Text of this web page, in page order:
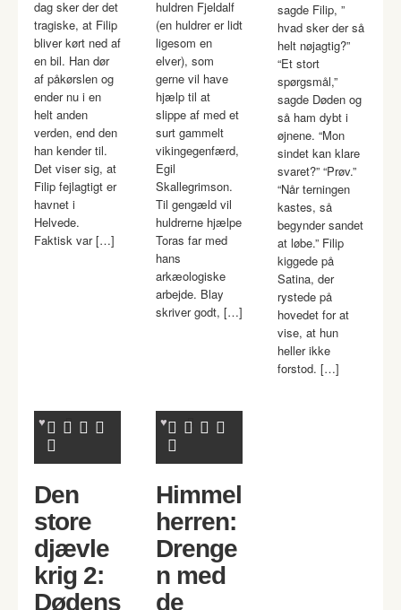
dag sker der det
tragiske, at Filip
bliver kørt ned af
en bil. Han dør
af påkørslen og
ender nu i en
helt anden
verden, end den
han kender til.
Det viser sig, at
Filip fejlagtigt er
havnet i
Helvede.
Faktisk var […]
huldren Fjeldalf
(en huldrer er lidt
ligesom en
elver), som
gerne vil have
hjælp til at
slippe af med et
surt gammelt
vikingegenfærd,
Egil
Skallegrimson.
Til gengæld vil
huldrerne hjælpe
Toras far med
hans
arkæologiske
arbejde. Blay
skriver godt, […]
sagde Filip, ”
hvad sker der så
helt nøjagtig?”
“Et stort
spørgsmål,”
sagde Døden og
så ham dybt i
øjnene. “Mon
sindet kan klare
svaret?” “Prøv.”
“Når terningen
kastes, så
begynder sandet
at løbe.” Filip
kiggede på
Satina, der
rystede på
hovedet for at
vise, at hun
heller ikke
forstod. […]
Den
store
djævle
krig 2:
Dødens
Himmel
herren:
Drenge
n med
de